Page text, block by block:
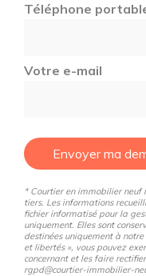
Téléphone
Votre e-mail
Envoyer ma
* Courtier en immobilier neuf
tiers. Les informations
fichier informatisé pour la
uniquement. Elles sont
destinées uniquement à
et libertés », vous pouvez
concernant et les faire
rgpd@courtier-immobilier-